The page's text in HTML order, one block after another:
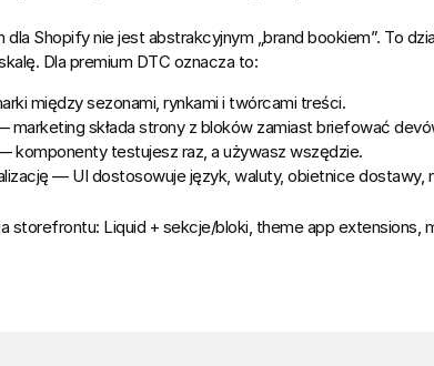
dla Shopify nie jest abstrakcyjnym „brand bookiem”. To
Dla premium DTC oznacza to:
między sezonami, rynkami i twórcami treści.
marketing składa strony z bloków zamiast briefować
komponenty testujesz raz, a używasz wszędzie.
— UI dostosowuje język, waluty, obietnice dostawy,
storefrontu: Liquid + sekcje/bloki, theme app extensions,